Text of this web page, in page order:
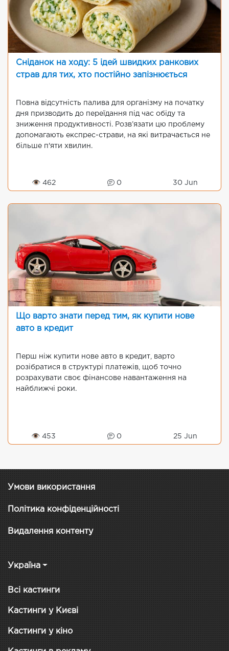
Сніданок на ходу: 5 ідей швидких ранкових
страв для тих, хто постійно запізнюється
Повна відсутність палива для організму на початку
дня призводить до переїдання під час обіду та
зниження продуктивності. Розв’язати цю проблему
допомагають експрес-страви, на які витрачається не
більше п'яти хвилин.
👁 462 0 30 Jun
Що варто знати перед тим, як купити нове
авто в кредит
Перш ніж купити нове авто в кредит, варто
розібратися в структурі платежів, щоб точно
розрахувати своє фінансове навантаження на
найближчі роки.
👁 453 0 25 Jun
Умови використання
Політика конфіденційності
Видалення контенту
Україна
Всі кастинги
Кастинги у Києві
Кастинги у кіно